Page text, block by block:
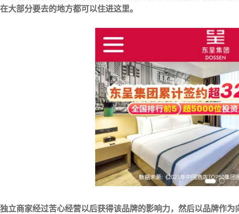
大部分要去的地方都可以住进这里。
立商家经过苦心经营以后获得该品牌的影响力，然后以品牌作